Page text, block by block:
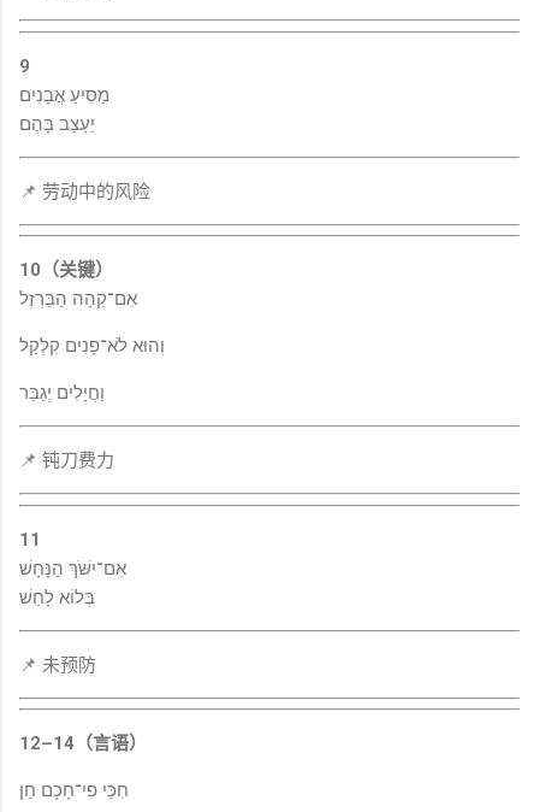
9
מַסִּיעַ אֲבָנִים
יֵעָצֵב בָּהֶם
📌 劳动中的风险
10（关键）
אִם־קֵהָה הַבַּרְזֶל
וְהוּא לֹא־פָנִים קִלְקַל
וַחֲיָלִים יְגַבֵּר
📌 钝刀费力
11
אִם־יִשֹּׁךְ הַנָּחָשׁ
בְּלוֹא לָחַשׁ
📌 未预防
12–14（言语）
חִכֵּי פִי־חָכָם חֵן